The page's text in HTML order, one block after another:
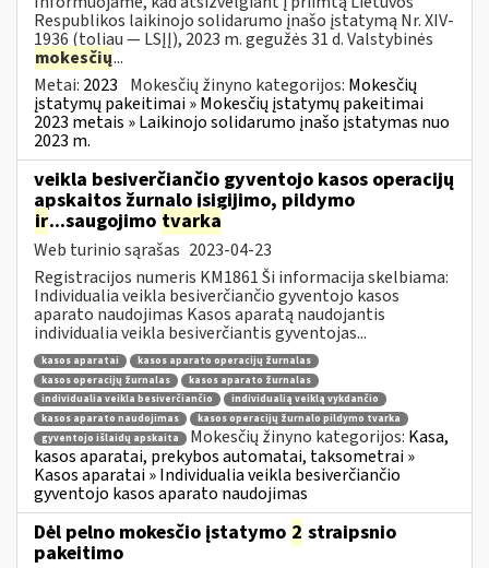
Respublikos laikinojo solidarumo įnašo įstatymą Nr. XIV-
1936 (toliau — LSĮĮ), 2023 m. gegužės 31 d. Valstybinės
mokesčių...
Metai: 2023 Mokesčių žinyno kategorijos: Mokesčių
įstatymų pakeitimai » Mokesčių įstatymų pakeitimai
2023 metais » Laikinojo solidarumo įnašo įstatymas nuo
2023 m.
veikla besiverčiančio gyventojo kasos operacijų
apskaitos žurnalo įsigijimo, pildymo
ir...saugojimo tvarka
Web turinio sąrašas 2023-04-23
Registracijos numeris KM1861 Ši informacija skelbiama:
Individualia veikla besiverčiančio gyventojo kasos
aparato naudojimas Kasos aparatą naudojantis
individualia veikla besiverčiantis gyventojas...
kasos aparatai
kasos aparato operacijų žurnalas
kasos operacijų žurnalas
kasos aparato žurnalas
individualia veikla besiverčiančio
individualią veiklą vykdančio
kasos aparato naudojimas
kasos operacijų žurnalo pildymo tvarka
gyventojo išlaidų apskaita
Mokesčių žinyno kategorijos: Kasa,
kasos aparatai, prekybos automatai, taksometrai »
Kasos aparatai » Individualia veikla besiverčiančio
gyventojo kasos aparato naudojimas
Dėl pelno mokesčio įstatymo 2 straipsnio
pakeitimo